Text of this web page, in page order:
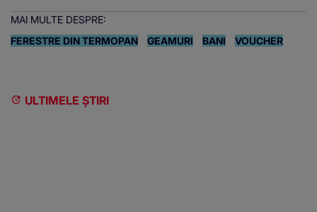
MAI MULTE DESPRE:
FERESTRE DIN TERMOPAN
GEAMURI BANI VOUCHER
ULTIMELE ȘTIRI